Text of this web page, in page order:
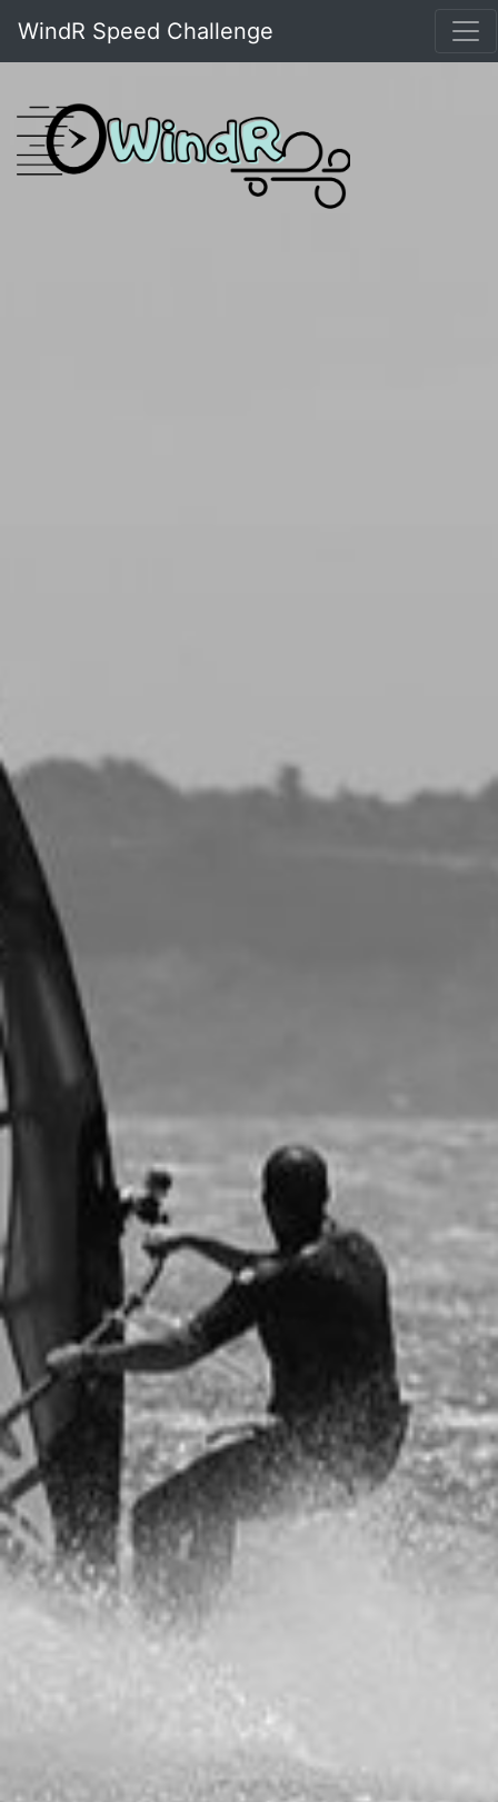
WindR Speed Challenge